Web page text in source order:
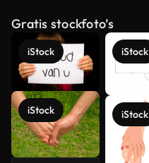
Gratis stockfoto’s
iStock
iStock
iStock
iStock